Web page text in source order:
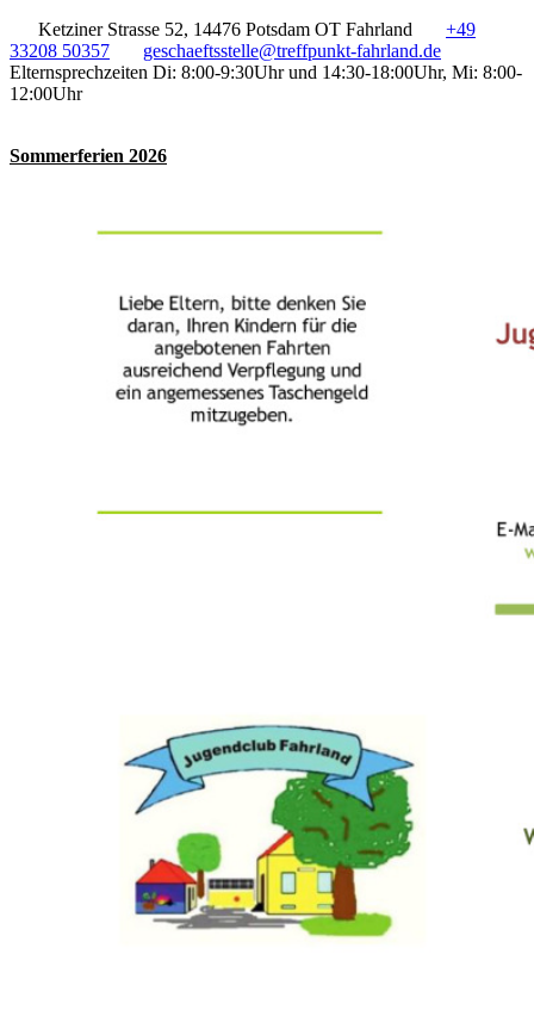
Ketziner Strasse 52, 14476 Potsdam OT Fahrland
+49
33208 50357
geschaeftsstelle@treffpunkt-fahrland.de
Elternsprechzeiten Di: 8:00-9:30Uhr und 14:30-18:00Uhr, Mi: 8:00-
12:00Uhr
Sommerferien 2026